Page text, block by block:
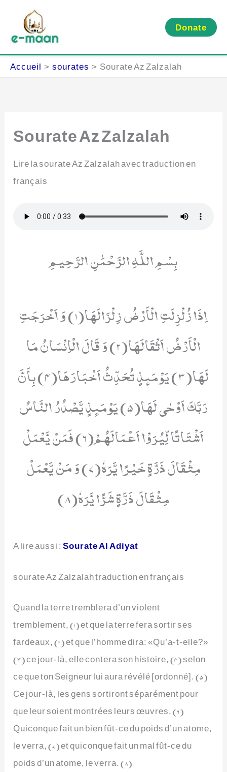
contenu
Donate
Accueil sourates Sourate Az Zalzalah
Sourate Az Zalzalah
Lire la sourate Az Zalzalah avec traduction en
français
بِسْمِ اللَّهِ الرَّحْمَٰنِ الرَّحِيمِ
اِذَا زُلْزِلَتِ الْاَرْضُ زِلْزَالَهَا(1) وَ اَخْرَجَتِ
الْاَرْضُ اَثْقَالَهَا(2) وَ قَالَ الْاِنْسَانُ مَا
لَهَا(3) یَوْمَىٕذٍ تُحَدِّثُ اَخْبَارَهَا(4) بِاَنَّ
رَبَّكَ اَوْحٰى لَهَا(5) یَوْمَىٕذٍ یَّصْدُرُ النَّاسُ
اَشْتَاتًا لِّیُرَوْا اَعْمَالَهُمْ(6) فَمَنْ یَّعْمَلْ
مِثْقَالَ ذَرَّةٍ خَیْرًا یَّرَهٗ(7) وَ مَنْ یَّعْمَلْ
مِثْقَالَ ذَرَّةٍ شَرًّا یَّرَهٗ(8)
A lire aussi :Sourate Al Adiyat
sourate Az Zalzalah traduction en français
Quand la terre tremblera d’un violent
tremblement, (1) et que la terre fera sortir ses
fardeaux, (2) et que l’homme dira: «Qu’a-t-elle?»
(3) ce jour-là, elle contera son histoire, (4) selon
ce que ton Seigneur lui aura révélé [ordonné]. (5)
Ce jour-là, les gens sortiront séparément pour
que leur soient montrées leurs œuvres. (6)
Quiconque fait un bien fût-ce du poids d’un atome,
le verra, (7) et quiconque fait un mal fût-ce du
poids d’un atome, le verra. (8)